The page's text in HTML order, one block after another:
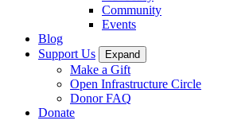
Community
Events
Blog
Support Us
Expand
Make a Gift
Open Infrastructure Circle
Donor FAQ
Donate